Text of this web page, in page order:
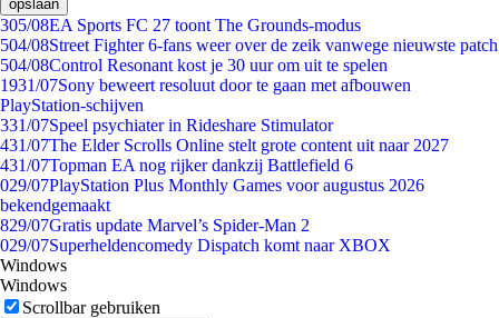
opslaan
305/08EA Sports FC 27 toont The Grounds-modus
504/08Street Fighter 6-fans weer over de zeik vanwege nieuwste patch
504/08Control Resonant kost je 30 uur om uit te spelen
1931/07Sony beweert resoluut door te gaan met afbouwen
PlayStation-schijven
331/07Speel psychiater in Rideshare Stimulator
431/07The Elder Scrolls Online stelt grote content uit naar 2027
431/07Topman EA nog rijker dankzij Battlefield 6
029/07PlayStation Plus Monthly Games voor augustus 2026
bekendgemaakt
829/07Gratis update Marvel’s Spider-Man 2
029/07Superheldencomedy Dispatch komt naar XBOX
Windows
Windows
Scrollbar gebruiken